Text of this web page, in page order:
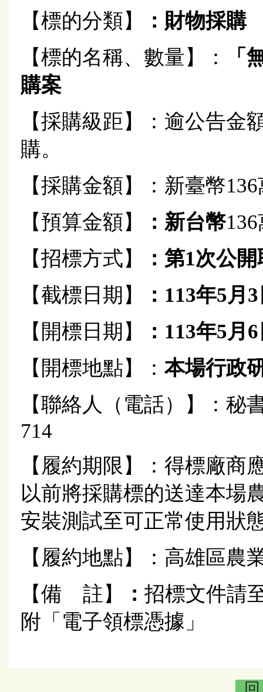
【標的分類】
： 財物採購
【標的名稱、數量】：
「
購案
【採購級距】：逾公告金
購。
【採購金額】：新臺幣
【預算金額】
： 新台幣
【招標方式】
：第1次公
【截標日期】
： 113年5月
【開標日期】
：113年5月6
【開標地點】： 本場行政
【聯絡人（電話）】：秘
714
【履約期限】：得標廠商
以前將採購標的送達本場
安裝測試至可正常使用狀
【履約地點】：高雄區農
【備 註】
： 招標文件請
附「電子領標憑據」